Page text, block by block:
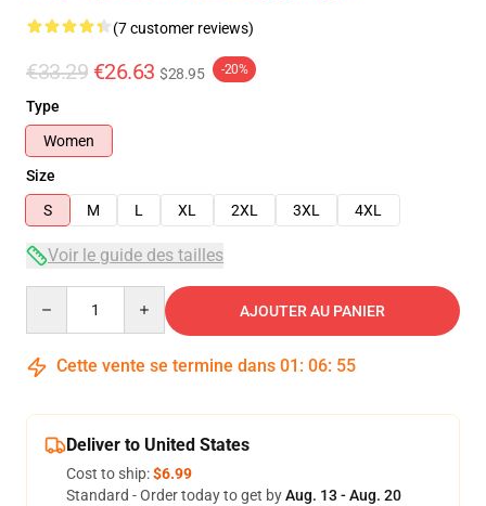
(7 customer reviews)
€33.29 €26.63 $28.95 -20%
Type
Women
Size
S
M L XL 2XL 3XL 4XL
Voir le guide des tailles
AJOUTER AU PANIER
Cette vente se termine dans 01 : 06: 54
Deliver to United States
Cost to ship:$6.99
Standard - Order today to get byAug. 13 - Aug. 20